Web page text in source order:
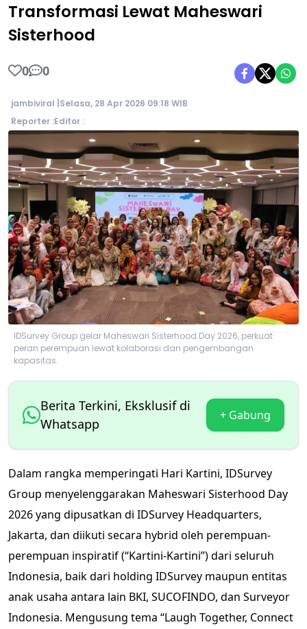
Transformasi Lewat Maheswari
Sisterhood
0 0
jambiviral | Selasa, 28 Apr 2026 09:18 WIB
Reporter :Editor :
IDSurvey Group gelar Maheswari Sisterhood Day 2026, perkuat
peran perempuan lewat kolaborasi dan pengembangan
kapasitas.
Berita Terkini, Eksklusif di
Whatsapp
+ Gabung
Dalam rangka memperingati Hari Kartini, IDSurvey
Group menyelenggarakan Maheswari Sisterhood Day
2026 yang dipusatkan di IDSurvey Headquarters,
Jakarta, dan diikuti secara hybrid oleh perempuan-
perempuan inspiratif (“Kartini-Kartini”) dari seluruh
Indonesia, baik dari holding IDSurvey maupun entitas
anak usaha antara lain BKI, SUCOFINDO, dan Surveyor
Indonesia. Mengusung tema “Laugh Together, Connect